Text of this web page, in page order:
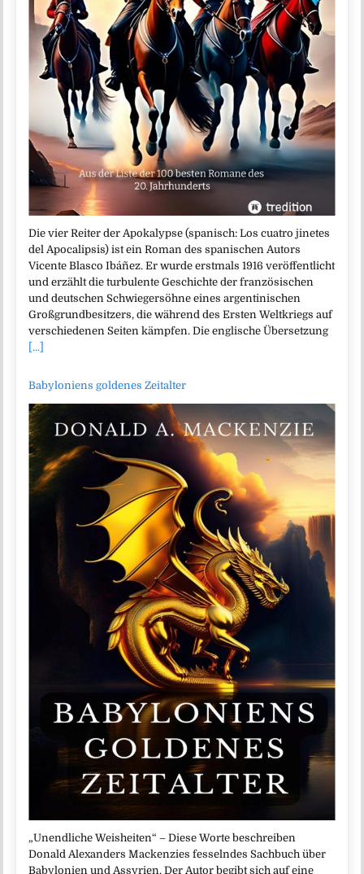
Die vier Reiter der Apokalypse (spanisch: Los cuatro jinetes
del Apocalipsis) ist ein Roman des spanischen Autors
Vicente Blasco Ibáñez. Er wurde erstmals 1916 veröffentlicht
und erzählt die turbulente Geschichte der französischen
und deutschen Schwiegersöhne eines argentinischen
Großgrundbesitzers, die während des Ersten Weltkriegs auf
verschiedenen Seiten kämpfen. Die englische Übersetzung
[...]
Babyloniens goldenes Zeitalter
„Unendliche Weisheiten“ – Diese Worte beschreiben
Donald Alexanders Mackenzies fesselndes Sachbuch über
Babylonien und Assyrien. Der Autor begibt sich auf eine